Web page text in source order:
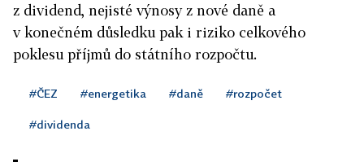
z dividend, nejisté výnosy z nové daně a
v konečném důsledku pak i riziko celkového
poklesu příjmů do státního rozpočtu.
#ČEZ #energetika #daně #rozpočet
#dividenda